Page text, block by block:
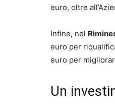
euro, oltre
Infine, nel
euro per
euro per
Un